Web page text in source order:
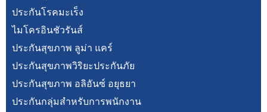
ประกันโรคมะเร็ง
ไมโครอินชัวรันส์
ประกันสุขภาพ ลูม่า แคร์
ประกันสุขภาพวิริยะประกันภัย
ประกันสุขภาพ อลิอันซ์ อยุธยา
ประกันกลุ่มสำหรับการพนักงาน